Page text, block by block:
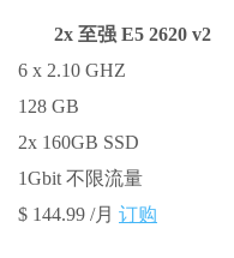
2x 至强 E5 2620 v2
6 x 2.10 GHZ
128 GB
2x 160GB SSD
1Gbit 不限流量
$ 144.99 /月 订购